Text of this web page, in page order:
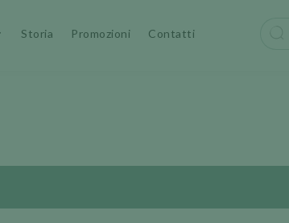
Storia Promozioni Contatti